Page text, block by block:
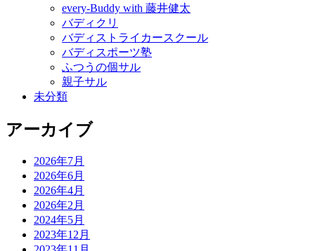
every-Buddy with 藤井健太
バディクリ
バディストライカースクール
バディスポーツ塾
ふつうの個サル
親子サル
未分類
アーカイブ
2026年7月
2026年6月
2026年4月
2026年2月
2024年5月
2023年12月